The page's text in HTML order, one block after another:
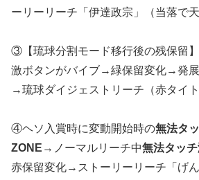
ーリーリーチ「伊達政宗」（当落で天
③【琉球分割モード移行後の残保留
激ボタンがバイブ→緑保留変化→発展
→琉球ダイジェストリーチ（赤タイ
④ヘソ入賞時に変動開始時の無法タ
ZONE →ノーマルリーチ中無法タッ
赤保留変化→ストーリーリーチ「げん